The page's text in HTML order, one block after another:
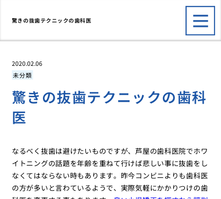
驚きの抜歯テクニックの歯科医
2020.02.06
未分類
驚きの抜歯テクニックの歯科
医
なるべく抜歯は避けたいものですが、芦屋の歯科医院でホワ
イトニングの話題を年齢を重ねて行けば悲しい事に抜歯をし
なくてはならない時もあります。昨今コンビニよりも歯科医
の方が多いと言わているようで、実際気軽にかかりつけの歯